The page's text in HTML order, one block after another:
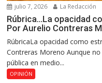
julio 7, 2026 La Redacción
Rúbrica…La opacidad
Por Aurelio Contreras
RúbricaLa opacidad como
Contreras Moreno Aunque
pública en medio...
OPINIÓN